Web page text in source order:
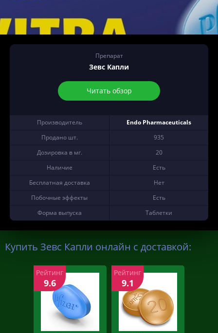
Препарат
Зевс Капли
Читать обзор
Производитель
Endo Pharmaceuticals
Продано шт.
935
Дозировка в мг.
20
Наличие
Есть
Бесплатная доставка
Нет
Побочные эффекты
Есть
Форма выпуска
Таблетки
Купить Зевс Капли онлайн с доставкой:
Рейтинг
9.6
Рейтинг
9.1